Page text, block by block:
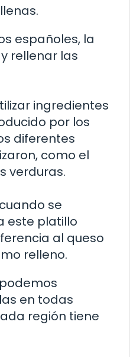
españoles, la
rellenar las
ingredientes
por los
diferentes
como el
verduras.
se
este platillo
al queso
relleno.
en todas
región tiene